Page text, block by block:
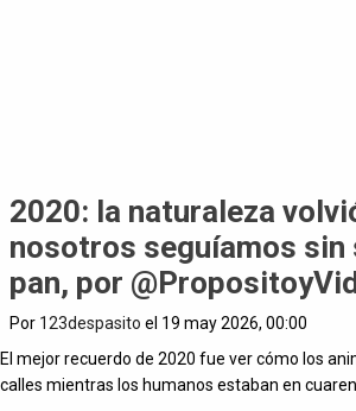
2020: la naturaleza
nosotros seguíamos sin
pan, por
Por 123despasito el 19 may 2026, 00:00
El mejor recuerdo de 2020 fue ver cómo los
calles mientras los humanos estaban en